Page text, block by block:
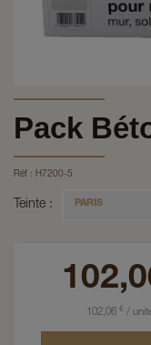
Pack
Réf : H7200-5
Teinte PARIS
102,06€ /